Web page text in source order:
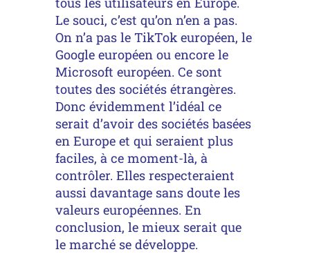
Le souci, c’est qu’on n’en a pas.
On n’a pas le TikTok européen, le
Google européen ou encore le
Microsoft européen. Ce sont
toutes des sociétés étrangères.
Donc évidemment l’idéal ce
serait d’avoir des sociétés basées
en Europe et qui seraient plus
faciles, à ce moment-là, à
contrôler. Elles respecteraient
aussi davantage sans doute les
valeurs européennes. En
conclusion, le mieux serait que
le marché se développe.